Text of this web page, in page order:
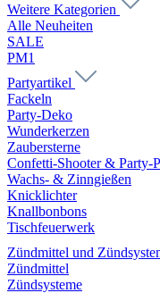
Weitere Kategorien
Alle Neuheiten
SALE
PM1
Partyartikel
Fackeln
Party-Deko
Wunderkerzen
Zaubersterne
Confetti-Shooter & Party-
Wachs- & Zinngießen
Knicklichter
Knallbonbons
Tischfeuerwerk
Zündmittel und
Zündmittel
Zündsysteme